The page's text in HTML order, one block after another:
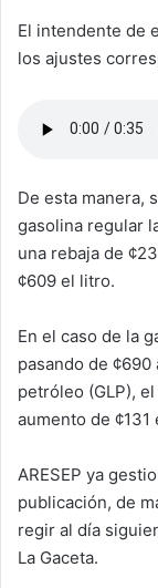
El intendente de
los ajustes
De esta manera,
gasolina regular
una rebaja de
¢609 el litro.
En el caso de la
pasando de
petróleo (GLP),
aumento de ¢131
ARESEP ya
publicación, de
regir al día
La Gaceta.